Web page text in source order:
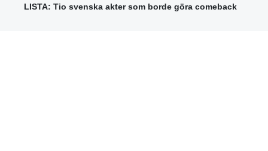
LISTA: Tio svenska akter som borde göra comeback